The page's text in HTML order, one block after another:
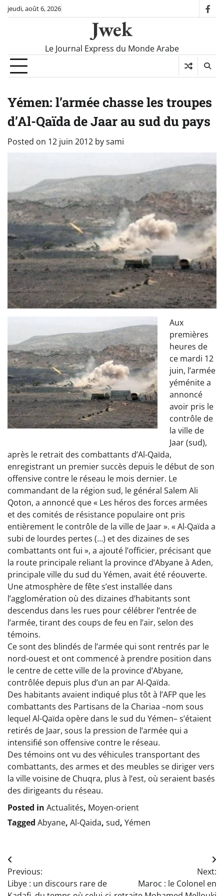
Skipjeudi, août 6, 2026
Jwek
Le Journal Express du Monde Arabe
Yémen: l’armée chasse les troupes
d’Al-Qaïda de Jaar au sud du pays
Posted on 12 juin 2012 bysami
Aux
premières
heures de
ce mardi 12
juin, l’armée
yéménite a
annoncé
avoir pris le
contrôle de
la ville de
Jaar (sud),
après le retrait des combattants d’Al-Qaïda,
enregistrant un premier succès depuis le début de son
offensive contre le réseau le mois dernier. Le
commandant de la région sud, le général Salem Ali
Qoton, a annoncé que « Les héros des forces armées
et des comités de résistance populaire ont pris
entièrement le contrôle de la ville de Jaar ». « Al-Qaïda a
subi de lourdes pertes (…) et des dizaines de ses
combattants ont fui », a ajouté l’officier, précisant que
la route principale reliant la province d’Abyane à Aden,
principale ville du sud du Yémen, avait été réouverte.
Une atmosphère de fête s’est installée dans
l’agglomération où des dizaines d’habitants sont
descendus dans les rues pour célébrer l’entrée de
l’armée, tirant des coups de feu en l’air, selon des
témoins.
Ce sont des blindés de l’armée qui sont rentrés par le
nord-ouest et ont commencé à prendre position dans
le centre de cette ville de la province d’Abyane,
contrôlée depuis plus d’un an par Al-Qaïda.
Des habitants avaient indiqué plus tôt à l’AFP que les
combattants des Partisans de la Chariaa –nom sous
lequel Al-Qaïda opère dans le sud du Yémen– s’étaient
retirés de Jaar, sous la pression de l’armée qui a
intensifié son offensive contre le réseau.
Des témoins ont vu des véhicules transportant des
combattants, des armes et des meubles se diriger vers
la ville voisine de Chuqra, plus à l’est, où seraient basés
des dirigeants du réseau.
Posted in Actualités, Moyen-orient
Tagged Abyane, Al-Qaida, sud, Yémen
Navigation
de
Previous:
Libye : un discours rare de
Next:
Maroc : le Colonel en